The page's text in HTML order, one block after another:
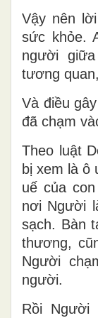
Vậy nên
sức khỏe.
người
tương
Và điều
đã chạm
Theo luật
bị xem là ô
uế của
nơi Người
sạch. Bàn
thương,
Người
người.
Rồi Người